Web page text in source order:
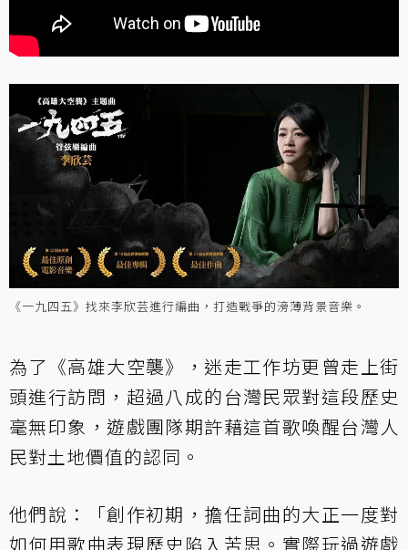
《一九四五》找來李欣芸進行編曲，打造戰爭的滂薄背景音樂。
為了《高雄大空襲》，迷走工作坊更曾走上街
頭進行訪問，超過八成的台灣民眾對這段歷史
毫無印象，遊戲團隊期許藉這首歌喚醒台灣人
民對土地價值的認同。
他們說：「創作初期，擔任詞曲的大正一度對
如何用歌曲表現歷史陷入苦思。實際玩過遊戲